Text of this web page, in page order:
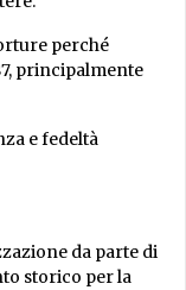
perché
principalmente
e fedeltà
da parte di
storico per la